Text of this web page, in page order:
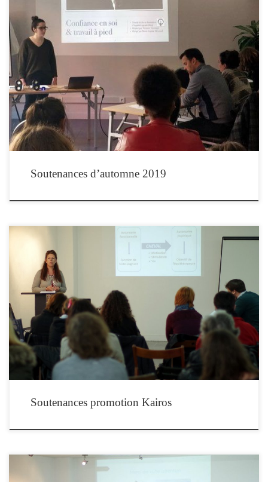
Les stagiaires en formation d’équithérapeute de la promotion 2019 soutiennent
leurs travaux de fin de formation le samedi 5 octobre 2019 à Paris. Les soutenances
se dérouleront au Centre Equestre Bayard-UCPA, avenue du Polygone, 75012
PARIS, métro Château de Vincennes ou RER Vincennes. L’entrée est libre,
obligatoirement sur réservation en […]
Soutenances d’automne 2019
Les stagiaires en formation d’équithérapeute de la promotion Kairos soutiennent
leurs travaux de fin de formation les 31 mars et 1er avril 2017 à Paris. Les
soutenances se dérouleront à l’Espace des Arts Sans Frontière, 44 rue Bourret,
75019 PARIS (métro Jaurès).L’entrée est libre, sur réservation en ligne et dans […]
Soutenances promotion Kairos